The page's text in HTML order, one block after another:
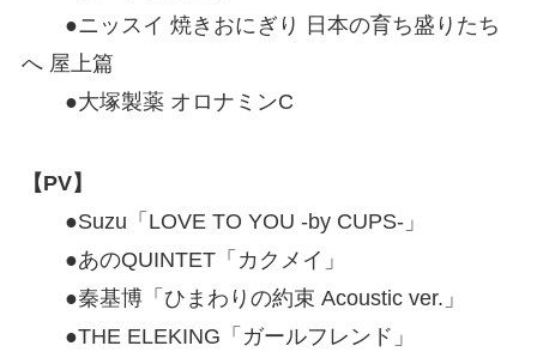
●ニッスイ 焼きおにぎり 日本の育ち盛りたち
へ 屋上篇
●大塚製薬 オロナミンC
【PV】
●Suzu「LOVE TO YOU -by CUPS-」
●あのQUINTET「カクメイ」
●秦基博「ひまわりの約束 Acoustic ver.」
●THE ELEKING「ガールフレンド」